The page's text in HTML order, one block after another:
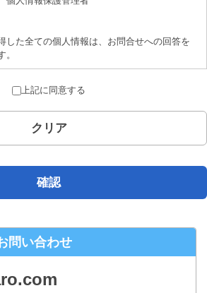
した全ての個人情報は、お問合せへの回答を
律上許されている場合を除き、ご本人の了解
提供することはありません。
について
等および問合せ窓口について
、当社が保有する開示対象個人情報の、利用
人情報お問合せ窓口
区西新宿６丁目１２−１ パークウェストビ
上記に同意する
クリア
確認
問い合わせ